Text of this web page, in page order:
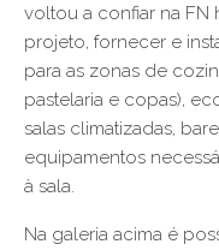
voltou a confiar na FN
projeto, fornecer e
para as zonas de
pastelaria e copas),
salas climatizadas,
equipamentos
à sala.
Na galeria acima é